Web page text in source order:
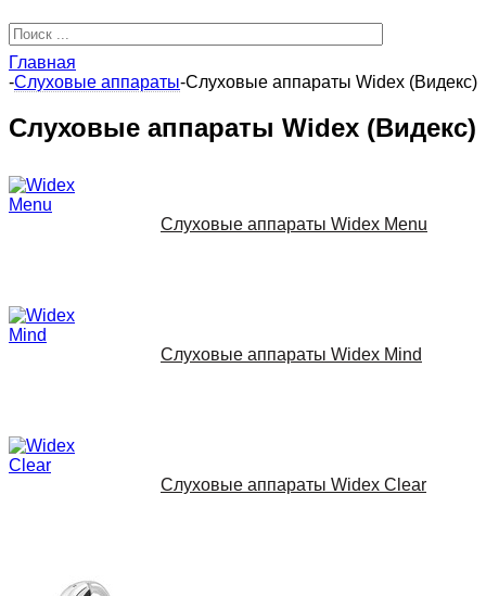
Главная
-Слуховые аппараты-Слуховые аппараты Widex (Видекс)
Слуховые аппараты Widex (Видекс)
Слуховые аппараты Widex Menu
Слуховые аппараты Widex Mind
Слуховые аппараты Widex Clear